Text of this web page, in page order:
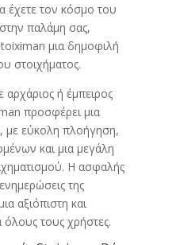
έχετε τον κόσμο του
παλάμη σας,
μια δημοφιλή
στοιχήματος.
αρχάριος ή έμπειρος
προσφέρει μια
με εύκολη πλοήγηση,
και μια μεγάλη
Η ασφαλής
της
αξιόπιστη και
όλους τους χρήστες.